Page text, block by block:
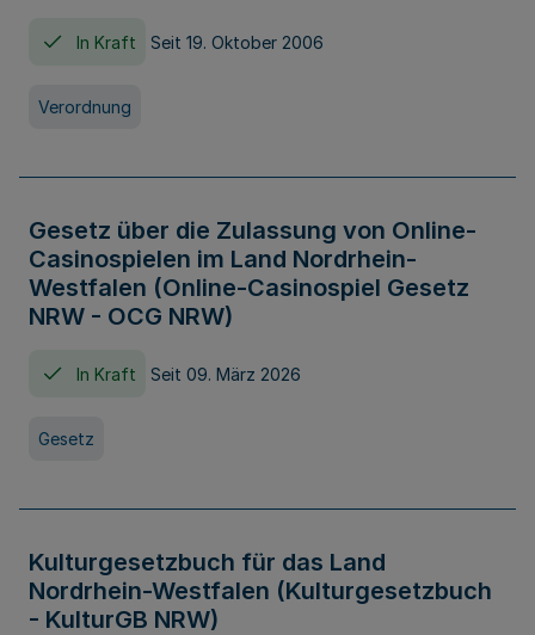
In Kraft Seit 19. Oktober 2006
Verordnung
Gesetz über die Zulassung von Online-
Casinospielen im Land Nordrhein-
Westfalen (Online-Casinospiel Gesetz
NRW - OCG NRW)
In Kraft Seit 09. März 2026
Gesetz
Kulturgesetzbuch für das Land
Nordrhein-Westfalen (Kulturgesetzbuch
- KulturGB NRW)